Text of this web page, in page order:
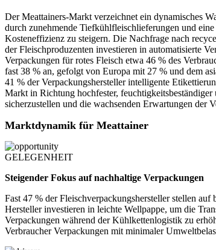
Der Meattainers-Markt verzeichnet ein dynamisches
durch zunehmende Tiefkühlfleischlieferungen und
Kosteneffizienz zu steigern. Die Nachfrage nach
der Fleischproduzenten investieren in automatisierte
Verpackungen für rotes Fleisch etwa 46 % des
fast 38 % an, gefolgt von Europa mit 27 % und dem
41 % der Verpackungshersteller intelligente
Markt in Richtung hochfester,
sicherzustellen und die wachsenden Erwartungen der
Marktdynamik für Meattainer
GELEGENHEIT
Steigender Fokus auf nachhaltige Verpackungen
Fast 47 % der Fleischverpackungshersteller stellen
Hersteller investieren in leichte Wellpappe, um die
Verpackungen während der Kühlkettenlogistik zu
Verbraucher Verpackungen mit minimaler